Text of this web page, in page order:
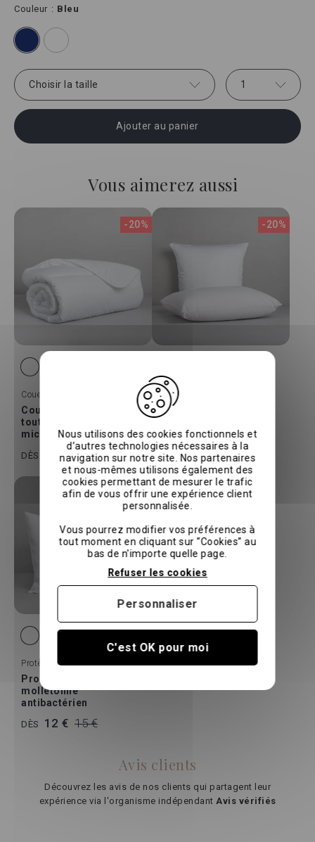
Couleur Bleu
Choisir la taille 1
Ajouter au panier
Vous aimerez aussi
-20%
Couettes
Couette Duo clipsable
toute saison en
microfibre
DÈS 80 € 100 €
-20%
Oreillers
Oreiller microfibre
DÈS 40 € 50 €
-20%
Protèges Oreillers
Protège oreiller
molletonné
antibactérien
DÈS 12 € 15 €
Avis clients
Découvrez les avis de nos clients qui partagent leur
expérience via l'organisme indépendant Avis vérifiés
Nous utilisons des cookies fonctionnels et
d’autres technologies nécessaires à la
navigation sur notre site. Nos partenaires
et nous-mêmes utilisons également des
cookies permettant de mesurer le trafic
afin de vous offrir une expérience client
personnalisée.
Vous pourrez modifier vos préférences à
tout moment en cliquant sur “Cookies” au
bas de n'importe quelle page.
C'est OK pour moi
Refuser les cookies
Personnaliser